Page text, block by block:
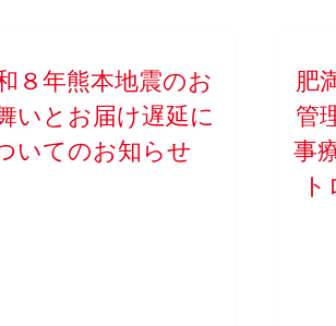
８年熊本地震のお
いとお届け遅延に
いてのお知らせ
肥
管
事